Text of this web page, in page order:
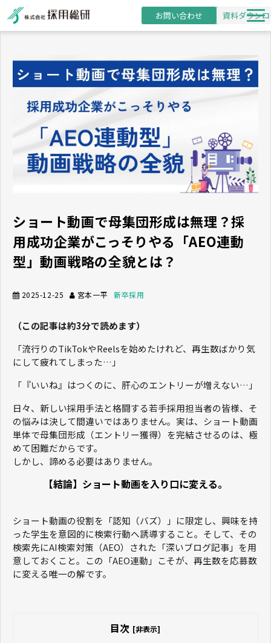
お問い合わせ 資料ダウン
研修事業
採用・研修コラム
お役立ち資料
セミナー
ショート動画で母集団形成は無理？採
用成功企業がこっそりやる「AEO連動
型」動画戦略の全貌とは？
2025-12-25 宮本一平 新卒採用
（この記事は約3分で読めます）
「流行りのTikTokやReelsを始めたけれど、再生数ばかり気
にして疲れてしまった…」
「『いいね』はつくのに、肝心のエントリーが増えない…」
日々、新しい採用手法と格闘する若手採用担当者の皆様、そ
の悩みは決して間違いではありません。実は、ショート動画
単体で母集団形成（エントリー獲得）を完結させるのは、極
めて困難だからです。
しかし、諦める必要はありません。
【結論】ショート動画を入り口に変える。
ショート動画の役割を「認知（バズ）」に限定し、興味を持
った学生を意図的に検索行動へ誘導すること。そして、その
検索先にAI検索対策（AEO）された「深いブログ記事」を用
意しておくこと。この「AEO連動」こそが、再生数を応募数
に変える唯一の解です。
目次 [非表示]